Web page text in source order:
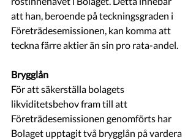
att han, beroende på teckningsgraden i
Företrädesemissionen, kan komma att
teckna färre aktier än sin pro rata-andel.
Brygglån
För att säkerställa bolagets
likviditetsbehov fram till att
Företrädesemissionen genomförts har
Bolaget upptagit två brygglån på vardera